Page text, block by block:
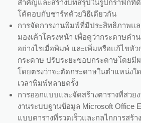
สำคัญและสร้างบทสรุปในรูปกราฟิกที่
โต้ตอบกับชาร์ทด้วยวิธีเดียวกัน
การจัดการงานพิมพ์ที่มีประสิทธิภาพแ
มองเค้าโครงหน้า เพื่อดูว่ากระดาษค
อย่างไรเมื่อพิมพ์ และเพิ่มหรือแก้ไขหั
กระดาษ ปรับระยะขอบกระดาษโดยมี
โดยตรงว่าจะตัดกระดาษในตำแหน่งใ
เวลาพิมพ์หลายครั้ง
การออกแบบและจัดสร้างตารางที่สวย
งานระบบฐานข้อมูล Microsoft Office
แบบตารางที่รวดเร็วและกลไกการสร้